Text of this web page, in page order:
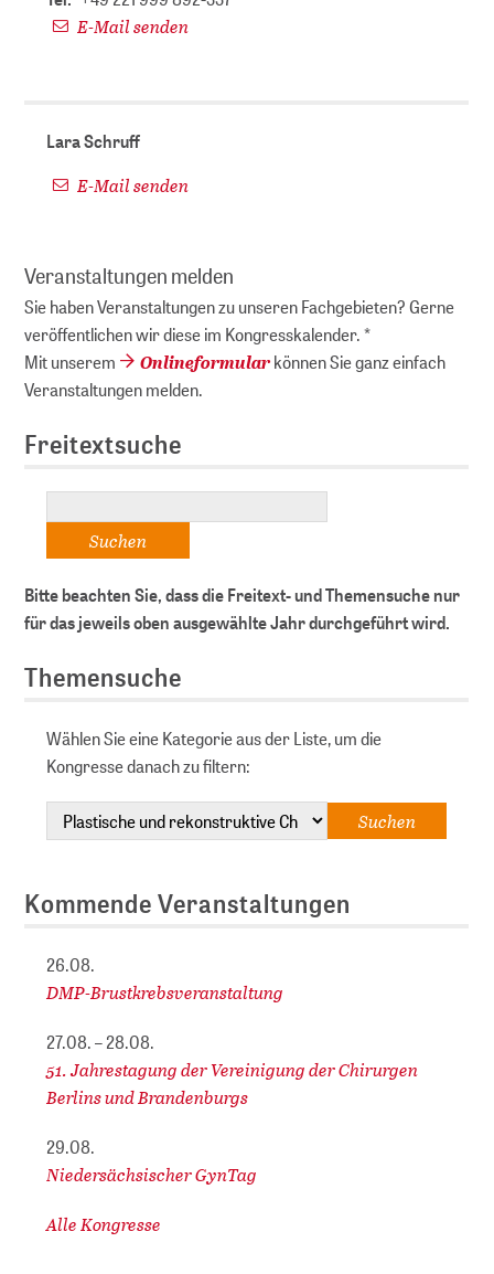
E-Mail senden
Lara Schruff
E-Mail senden
Veranstaltungen melden
Sie haben Veranstaltungen zu unseren Fachgebieten? Gerne
veröffentlichen wir diese im Kongresskalender. *
Mit unserem
Onlineformularkönnen Sie ganz einfach
Veranstaltungen melden.
Freitextsuche
Bitte beachten Sie, dass die Freitext- und Themensuche nur
für das jeweils oben ausgewählte Jahr durchgeführt wird.
Themensuche
Wählen Sie eine Kategorie aus der Liste, um die
Kongresse danach zu filtern:
Kommende Veranstaltungen
26.08.
DMP-Brustkrebsveranstaltung
27.08. – 28.08.
51. Jahrestagung der Vereinigung der Chirurgen
Berlins und Brandenburgs
29.08.
Niedersächsischer GynTag
Alle Kongresse